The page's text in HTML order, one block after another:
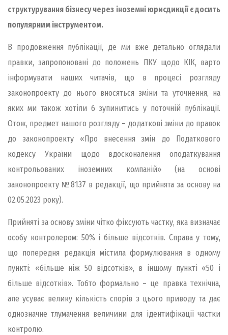
структурування бізнесу через іноземні юрисдикції є досить
популярним інструментом.
В продовження публікації, де ми вже детально оглядали
правки, запропоновані до положень ПКУ щодо КІК, варто
інформувати наших читачів, що в процесі розгляду
законопроекту до нього вносяться зміни та уточнення, на
яких ми також хотіли б зупинитись у поточній публікації.
Отож, предмет нашого розгляду – додаткові зміни до правок
до законопроекту «Про внесення змін до Податкового
кодексу України щодо вдосконалення оподаткування
контрольованих іноземних компаній» (на основі
законопроекту №8137 в редакції, що прийнята за основу на
02.05.2023 року).
Прийняті за основу зміни чітко фіксують частку, яка визначає
особу контролером: 50% і більше відсотків. Справа у тому,
що попередня редакція містила формулювання в одному
пункті: «більше ніж 50 відсотків», в іншому пункті «50 і
більше відсотків». Тобто формально – це правка технічна,
але усуває велику кількість спорів з цього приводу та дає
однозначне тлумачення величини для ідентифікації частки
контролю.